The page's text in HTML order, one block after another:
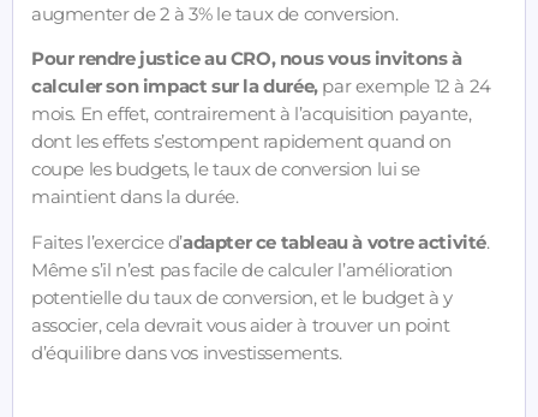
augmenter de 2 à 3% le taux de conversion.
Pour rendre justice au CRO, nous vous invitons à
calculer son impact sur la durée,par exemple 12 à 24
mois. En effet, contrairement à l’acquisition payante,
dont les effets s’estompent rapidement quand on
coupe les budgets, le taux de conversion lui se
maintient dans la durée.
Faites l’exercice d’adapter ce tableau à votre activité.
Même s’il n’est pas facile de calculer l’amélioration
potentielle du taux de conversion, et le budget à y
associer, cela devrait vous aider à trouver un point
d’équilibre dans vos investissements.